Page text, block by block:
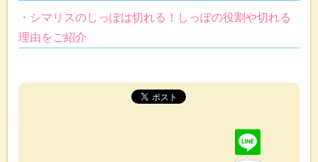
・シマリスのしっぽは切れる！しっぽの役割や切れる
理由をご紹介